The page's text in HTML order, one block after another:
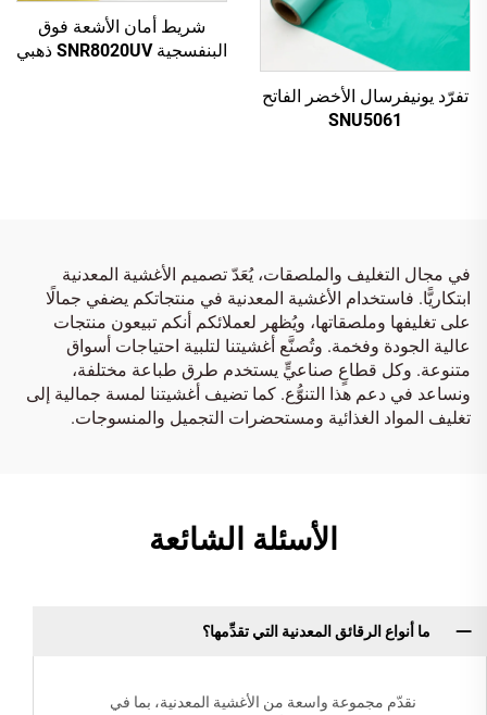
تفرّد يونيفرسال الأخضر الفاتح
SNU5061
شريط أمان الأشعة فوق
البنفسجية SNR8020UV ذهبي
في مجال التغليف والملصقات، يُعَدّ تصميم الأغشية المعدنية
ابتكاريًّا. فاستخدام الأغشية المعدنية في منتجاتكم يضفي جمالًا
على تغليفها وملصقاتها، ويُظهر لعملائكم أنكم تبيعون منتجات
عالية الجودة وفخمة. وتُصنَّع أغشيتنا لتلبية احتياجات أسواق
متنوعة. وكل قطاعٍ صناعيٍّ يستخدم طرق طباعة مختلفة،
ونساعد في دعم هذا التنوُّع. كما تضيف أغشيتنا لمسة جمالية إلى
تغليف المواد الغذائية ومستحضرات التجميل والمنسوجات.
الأسئلة الشائعة
ما أنواع الرقائق المعدنية التي تقدِّمها؟
نقدّم مجموعة واسعة من الأغشية المعدنية، بما في